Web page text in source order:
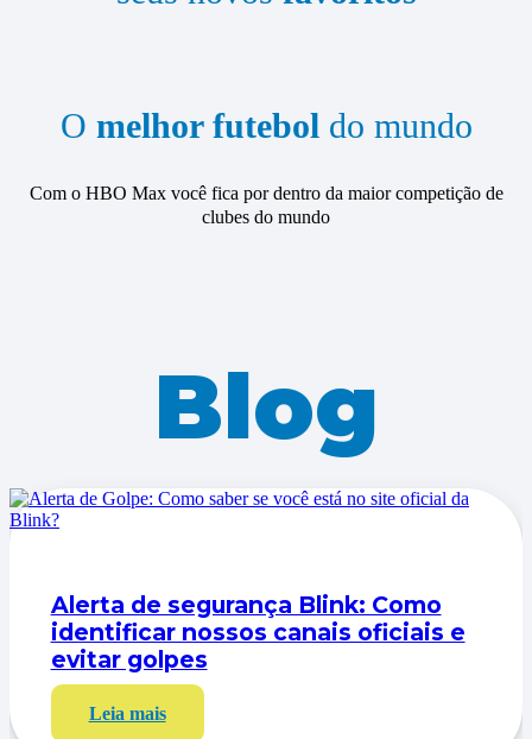
O melhor futebol do mundo
Com o HBO Max você fica por dentro da maior competição de
clubes do mundo
Blog
Alerta de segurança Blink: Como
identificar nossos canais oficiais e
evitar golpes
Leia mais